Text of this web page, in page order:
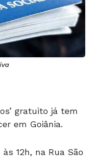
gratuito já tem
em Goiânia.
12h, na Rua São